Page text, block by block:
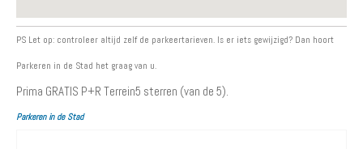
PS Let op: controleer altijd zelf de parkeertarieven. Is er iets gewijzigd? Dan hoort
Parkeren in de Stad het graag van u.
Prima GRATIS P+R Terrein5 sterren (van de 5).
Parkeren in de Stad